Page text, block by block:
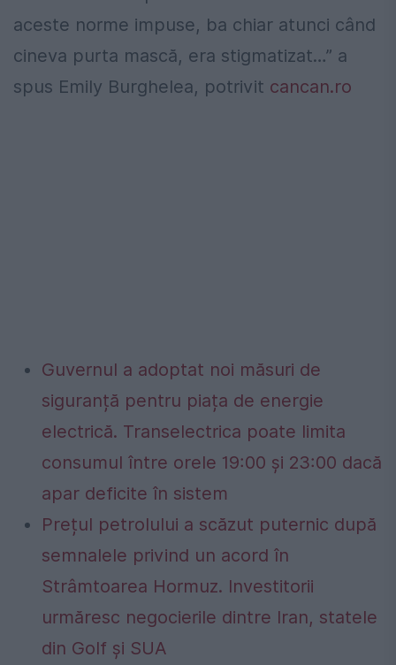
aceste norme impuse, ba chiar atunci când
cineva purta mască, era stigmatizat…” a
spus Emily Burghelea, potrivit cancan.ro
Guvernul a adoptat noi măsuri de
siguranță pentru piața de energie
electrică. Transelectrica poate limita
consumul între orele 19:00 și 23:00 dacă
apar deficite în sistem
Prețul petrolului a scăzut puternic după
semnalele privind un acord în
Strâmtoarea Hormuz. Investitorii
urmăresc negocierile dintre Iran, statele
din Golf și SUA